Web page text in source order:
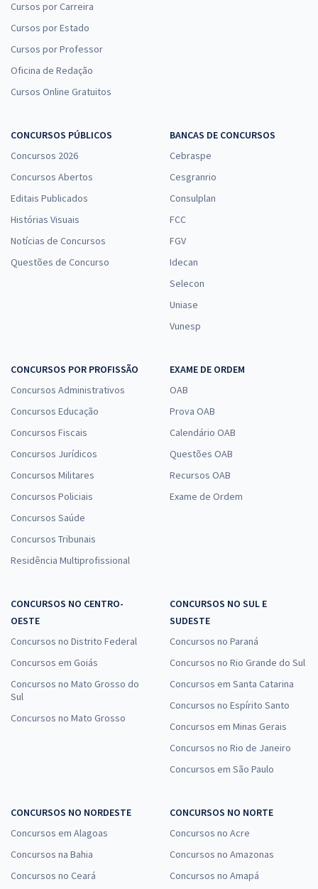
Cursos por Carreira
Cursos por Estado
Cursos por Professor
Oficina de Redação
Cursos Online Gratuitos
CONCURSOS PÚBLICOS
Concursos 2026
Concursos Abertos
Editais Publicados
Histórias Visuais
Notícias de Concursos
Questões de Concurso
BANCAS DE CONCURSOS
Cebraspe
Cesgranrio
Consulplan
FCC
FGV
Idecan
Selecon
Uniase
Vunesp
CONCURSOS POR PROFISSÃO
Concursos Administrativos
Concursos Educação
Concursos Fiscais
Concursos Jurídicos
Concursos Militares
Concursos Policiais
Concursos Saúde
Concursos Tribunais
Residência Multiprofissional
EXAME DE ORDEM
OAB
Prova OAB
Calendário OAB
Questões OAB
Recursos OAB
Exame de Ordem
CONCURSOS NO CENTRO-
OESTE
Concursos no Distrito Federal
Concursos em Goiás
Concursos no Mato Grosso do
Sul
Concursos no Mato Grosso
CONCURSOS NO SUL E
SUDESTE
Concursos no Paraná
Concursos no Rio Grande do Sul
Concursos em Santa Catarina
Concursos no Espírito Santo
Concursos em Minas Gerais
Concursos no Rio de Janeiro
Concursos em São Paulo
CONCURSOS NO NORDESTE
Concursos em Alagoas
Concursos na Bahia
Concursos no Ceará
CONCURSOS NO NORTE
Concursos no Acre
Concursos no Amazonas
Concursos no Amapá